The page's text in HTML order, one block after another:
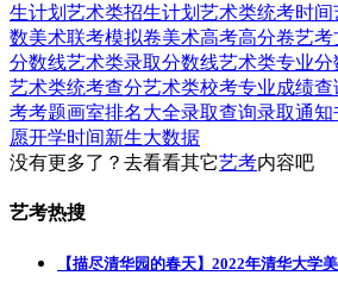
生计划 艺术类招生计划 艺术类统考时间
数美术联考模拟卷美术高考高分卷艺考
分数线艺术类录取分数线艺术类专业分
艺术类统考查分艺术类校考专业成绩查
考考题画室排名大全录取查询录取通知
愿开学时间新生大数据
没有更多了？去看看其它艺考内容吧
艺考热搜
【描尽清华园的春天】2022年清华大学